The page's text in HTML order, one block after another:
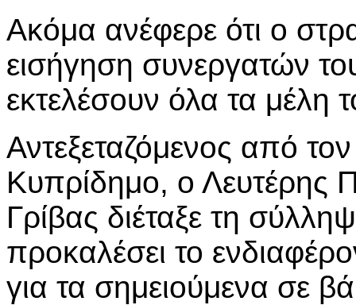
Ακόμα ανέφερε ότι ο
εισήγηση συνεργατών
εκτελέσουν όλα τα μέλη
Αντεξεταζόμενος από
Κυπρίδημο, ο Λευτέρης
Γρίβας διέταξε τη
προκαλέσει το
για τα σημειούμενα σε